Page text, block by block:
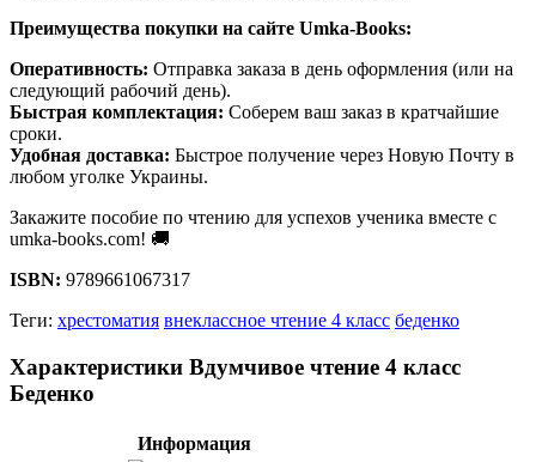
Преимущества покупки на сайте Umka-Books:
Оперативность: Отправка заказа в день оформления (или на
следующий рабочий день).
Быстрая комплектация: Соберем ваш заказ в кратчайшие
сроки.
Удобная доставка: Быстрое получение через Новую Почту в
любом уголке Украины.
Закажите пособие по чтению для успехов ученика вместе с
umka-books.com! 🚚
ISBN: 9789661067317
Теги: хрестоматия внеклассное чтение 4 класс беденко
Характеристики Вдумчивое чтение 4 класс
Беденко
Информация